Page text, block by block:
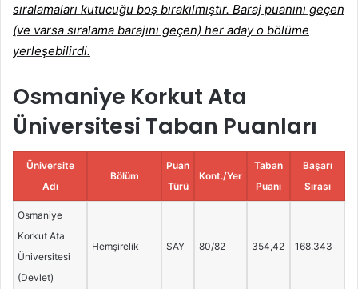
sıralamaları kutucuğu boş bırakılmıştır. Baraj puanını geçen
(ve varsa sıralama barajını geçen) her aday o bölüme
yerleşebilirdi.
Osmaniye Korkut Ata
Üniversitesi Taban Puanları
Üniversite
Adı
Bölüm
Puan
Türü
Kont./Yer
Taban
Puanı
Başarı
Sırası
Osmaniye
Korkut Ata
Üniversitesi
(Devlet)
Hemşirelik SAY 80/82 354,42 168.343